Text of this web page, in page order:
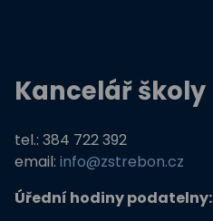
Kancelář školy
tel.: 384 722 392
email: info@zstrebon.cz
Úřední hodiny podatelny: